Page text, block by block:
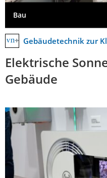
Bau
Gebäudetechnik zur
Elektrische
Gebäude